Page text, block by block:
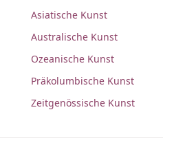
Asiatische Kunst
Australische Kunst
Ozeanische Kunst
Präkolumbische Kunst
Zeitgenössische Kunst